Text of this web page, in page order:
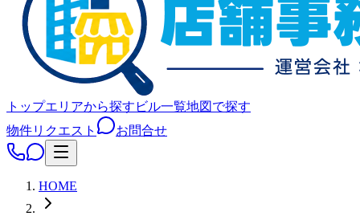
トップエリアから探す ビル一覧地図で探す
物件リクエスト
お問合せ
HOME